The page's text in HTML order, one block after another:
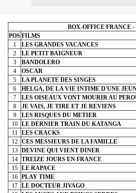
BOX-OFFICE FRANCE
POS FILMS
1
LES GRANDES VACANCES
2
LE PETIT BAIGNEUR
3
BANDOLERO
4
OSCAR
5
LA PLANETE DES SINGES
6
HELGA, DE LA VIE INTIME D'UNE
7
LES OISEAUX VONT MOURIR AU
8
JE VAIS, JE TIRE ET JE REVIENS
9
LES RISQUES DU METIER
10
LE DERNIER TRAIN DU KATANGA
11
LES CRACKS
12
CES MESSIEURS DE LA FAMILLE
13
DEVINE QUI VIENT DINER
14
TREIZE JOURS EN FRANCE
15
LE RAPACE
16
PLAY TIME
17
LE DOCTEUR JIVAGO